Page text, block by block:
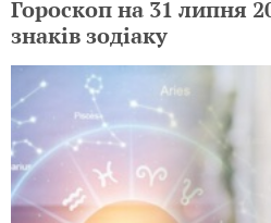
Гороскоп на 31 липня
знаків зодіаку